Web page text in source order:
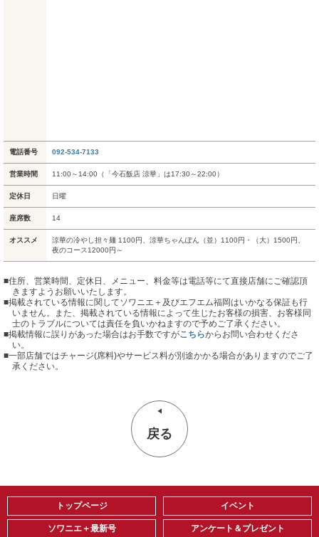
電話番号 092-534-7133
営業時間 11:00～14:00（「今石飯店 涼華」は17:30～22:00）
定休日 日曜
座席数 14
オススメ
涼華の冷やし担々麺 1100円、涼華ちゃんぽん（並）1100円・（大）1500円、
夜のコース12000円～
■住所、営業時間、定休日、メニュー、料金等は電話等にて直接店舗にご確認頂
きますようお願いいたします。
■掲載されている情報に関してソワニエ＋及びエフエム福岡はいかなる保証も行
いません。また、掲載されている情報によって生じたお客様の損害、お客様同
士のトラブルについては責任を負いかねますので予めご了承ください。
■掲載情報に誤りがあった場合はお手数ですがこちらからお問い合わせくださ
い。
■一部店舗ではチャージ(席料)やサービス料が別途かかる場合がありますのでご了
承ください。
戻る
トップページ
ソワニエ＋最新号
イベント
アンケート＆プレゼント